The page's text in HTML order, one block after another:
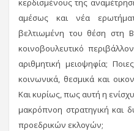
κερδισμένους της
αμέσως και νέα
βελτιωμένη του θέση στη
κοινοβουλευτικό
αριθμητική μειοψηφία;
κοινωνικά, θεσμικά και
Και κυρίως, πως αυτή η
μακρόπνοη στρατηγική και
προεδρικών εκλογών;